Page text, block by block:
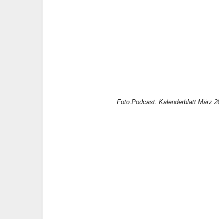
Foto.Podcast: Kalenderblatt März